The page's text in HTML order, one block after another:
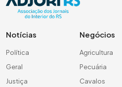
Notícias
Política
Geral
Justiça
Negócios
Agricultura
Pecuária
Cavalos